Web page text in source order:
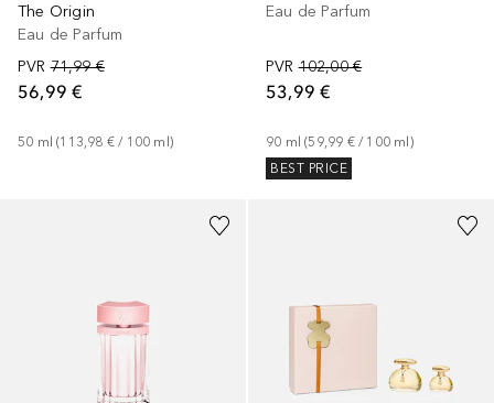
The Origin
Eau de Parfum
PVR 71,99 €
56,99 €
50 ml (113,98 € / 100 ml)
Eau de Parfum
PVR 102,00 €
53,99 €
90 ml (59,99 € / 100 ml)
BEST PRICE